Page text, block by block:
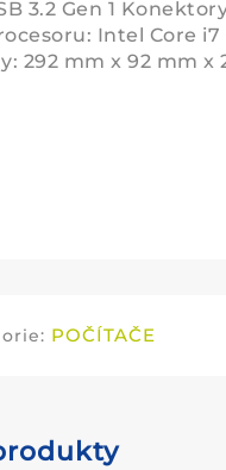
Gen 1
Intel Core
292 mm x 92 mm
POČÍTAČE